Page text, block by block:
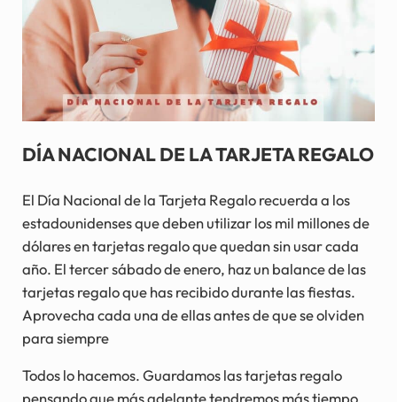
DÍA NACIONAL DE LA TARJETA REGALO
El Día Nacional de la Tarjeta Regalo recuerda a los
estadounidenses que deben utilizar los mil millones de
dólares en tarjetas regalo que quedan sin usar cada
año. El tercer sábado de enero, haz un balance de las
tarjetas regalo que has recibido durante las fiestas.
Aprovecha cada una de ellas antes de que se olviden
para siempre
Todos lo hacemos. Guardamos las tarjetas regalo
pensando que más adelante tendremos más tiempo